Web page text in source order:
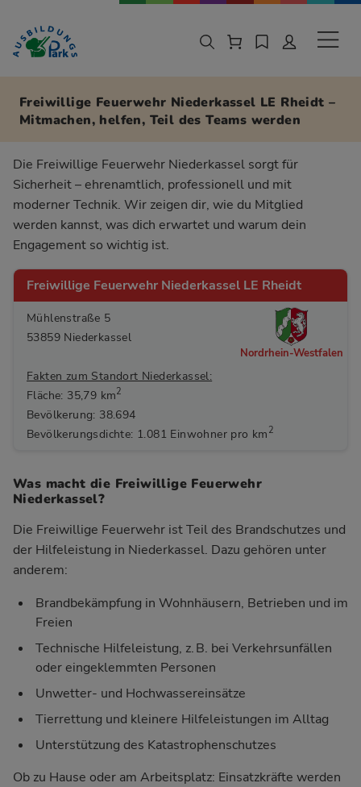
Zur Navigation springen
Zu den Hauptinhalten springen
Freiwillige Feuerwehr Niederkassel LE Rheidt –
Mitmachen, helfen, Teil des Teams werden
Die Freiwillige Feuerwehr Niederkassel sorgt für
Sicherheit – ehrenamtlich, professionell und mit
moderner Technik. Wir zeigen dir, wie du Mitglied
werden kannst, was dich erwartet und warum dein
Engagement so wichtig ist.
Freiwillige Feuerwehr Niederkassel LE Rheidt
Mühlenstraße 5
53859 Niederkassel
Fakten zum Standort Niederkassel:
Fläche: 35,79 km2
Bevölkerung: 38.694
Bevölkerungsdichte: 1.081 Einwohner pro km 2
Nordrhein-Westfalen
Was macht die Freiwillige Feuerwehr
Niederkassel?
Die Freiwillige Feuerwehr ist Teil des Brandschutzes und
der Hilfeleistung in Niederkassel. Dazu gehören unter
anderem:
Brandbekämpfung in Wohnhäusern, Betrieben und im
Freien
Technische Hilfeleistung, z. B. bei Verkehrsunfällen
oder eingeklemmten Personen
Unwetter- und Hochwassereinsätze
Tierrettung und kleinere Hilfeleistungen im Alltag
Unterstützung des Katastrophenschutzes
Ob zu Hause oder am Arbeitsplatz: Einsatzkräfte werden